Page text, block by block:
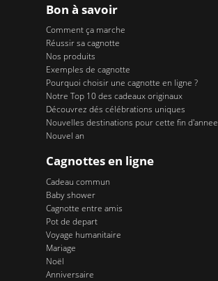
Bon à savoir
Comment ça marche
Réussir sa cagnotte
Nos produits
Exemples de cagnotte
Pourquoi choisir une cagnotte en ligne ?
Notre Top 10 des cadeaux originaux
Découvrez dés célébrations uniques
Nouvelles destinations pour cette fin d'annee
Nouvel an
Cagnottes en ligne
Cadeau commun
Baby shower
Cagnotte entre amis
Pot de depart
Voyage humanitaire
Mariage
Noël
Anniversaire